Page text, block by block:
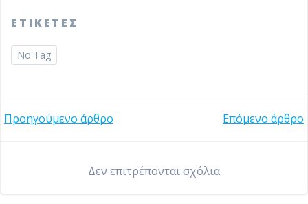
ΕΤΙΚΕΤΕΣ
No Tag
Post
navigation
Προηγούμενο άρθρο
navigation
Επόμενο άρθρο
Δεν επιτρέπονται σχόλια